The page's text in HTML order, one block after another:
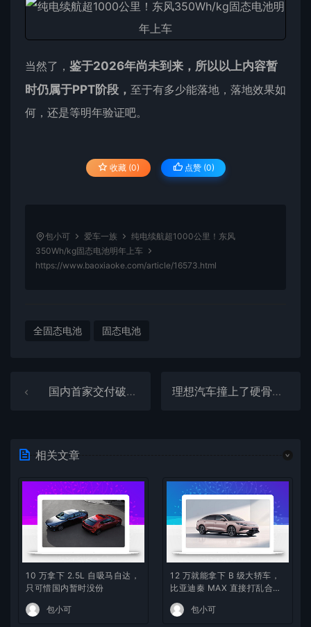
当然了， 鉴于2026年尚未到来，所以以上内容暂
时仍属于PPT阶段， 至于有多少能落地，落地效果如
何，还是等明年验证吧。
收藏 (0) 点赞 (0)
包小可 爱车一族
纯电续航超1000公里！东风
350Wh/kg固态电池明年上车
https://www.baoxiaoke.com/article/16573.html
全固态电池 固态电池
国内首家交付破百万的新势力！理想汽车7月交付30731台 理想汽车撞上了硬骨头！东风柳汽再回应“8吨卡车被撞坏”
相关文章
10 万拿下 2.5L 自吸马自达，
只可惜国内暂时没份
包小可
12 万就能拿下 B 级大轿车，
比亚迪秦 MAX 直接打乱合资
定价逻辑
包小可